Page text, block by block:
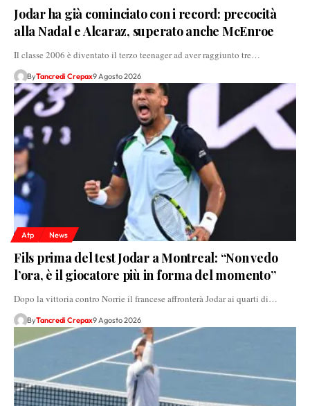
Jodar ha già cominciato con i record: precocità
alla Nadal e Alcaraz, superato anche McEnroe
Il classe 2006 è diventato il terzo teenager ad aver raggiunto tre…
ByTancredi Crepax9 Agosto 2026
Atp News
Fils prima del test Jodar a Montreal: “Non vedo
l’ora, è il giocatore più in forma del momento”
Dopo la vittoria contro Norrie il francese affronterà Jodar ai quarti di…
ByTancredi Crepax9 Agosto 2026